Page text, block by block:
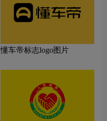
懂车帝标志logo图片